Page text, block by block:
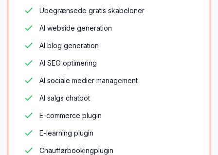
Ubegrænsede gratis skabeloner
AI webside generation
AI blog generation
AI SEO optimering
AI sociale medier management
AI salgs chatbot
E-commerce plugin
E-learning plugin
Chaufførbookingplugin